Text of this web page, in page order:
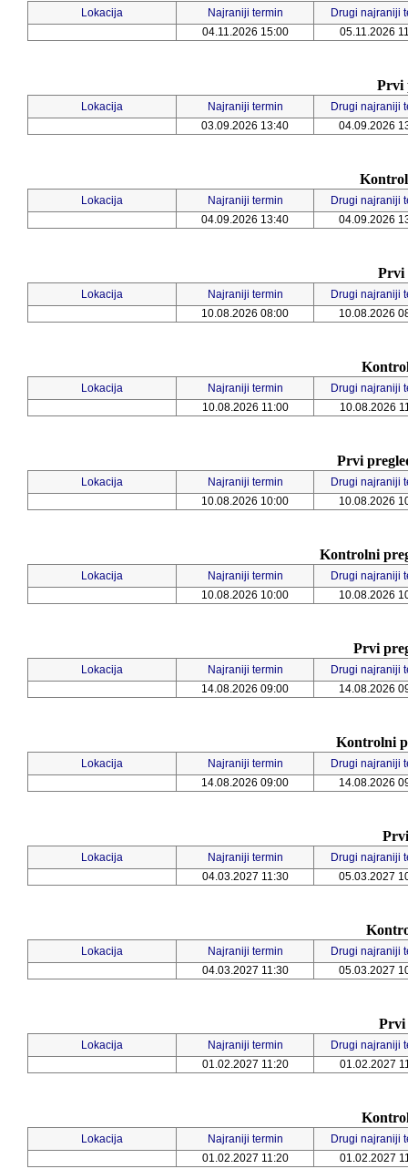
Lokacija Najraniji termin
Drugi najraniji
04.11.2026 15:00
05.11.2026
Prvi
Lokacija Najraniji termin
Drugi najraniji
03.09.2026 13:40
04.09.2026
Lokacija Najraniji termin
Drugi najraniji
04.09.2026 13:40
04.09.2026
Prvi
Lokacija Najraniji termin
Drugi najraniji
10.08.2026 08:00
10.08.2026
Lokacija Najraniji termin
Drugi najraniji
10.08.2026 11:00
10.08.2026
Prvi
Lokacija Najraniji termin
Drugi najraniji
10.08.2026 10:00
10.08.2026
Kontrolni
Lokacija Najraniji termin
Drugi najraniji
10.08.2026 10:00
10.08.2026
Prvi
Lokacija Najraniji termin
Drugi najraniji
14.08.2026 09:00
14.08.2026
Kontrolni
Lokacija Najraniji termin
Drugi najraniji
14.08.2026 09:00
14.08.2026
Lokacija Najraniji termin
Drugi najraniji
04.03.2027 11:30
05.03.2027
Lokacija Najraniji termin
Drugi najraniji
04.03.2027 11:30
05.03.2027
Prvi
Lokacija Najraniji termin
Drugi najraniji
01.02.2027 11:20
01.02.2027
Lokacija Najraniji termin
Drugi najraniji
01.02.2027 11:20
01.02.2027